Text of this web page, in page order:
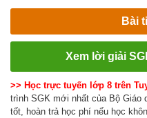
Bài
Xem lời giải
>> Học trực tuyến lớp 8 trên
trình SGK mới nhất của Bộ Giáo
tốt, hoàn trả học phí nếu học